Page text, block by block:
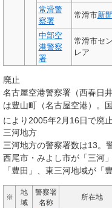
常滑警
察署
常滑市新
中部空
港警察
署
常滑市セ
レア
廃止
名古屋空港警察署 （西春日
は豊山町（名古屋空港）。
により2005年2月16日で廃
三河地方
三河地方の警察署数は13。
西尾市・みよし市が「三河
「豊田」、東三河地域が「
※
地
域
警察署
名称
所在地